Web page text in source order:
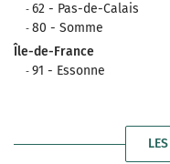
62 - Pas-de-Calais
80 - Somme
Île-de-France
91 - Essonne